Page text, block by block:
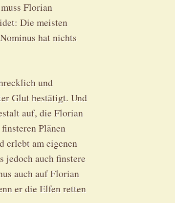
Florian
Die meisten
hat nichts
und
Glut bestätigt. Und
auf, die Florian
Plänen
erlebt am eigenen
jedoch auch finstere
auch auf Florian
er die Elfen retten